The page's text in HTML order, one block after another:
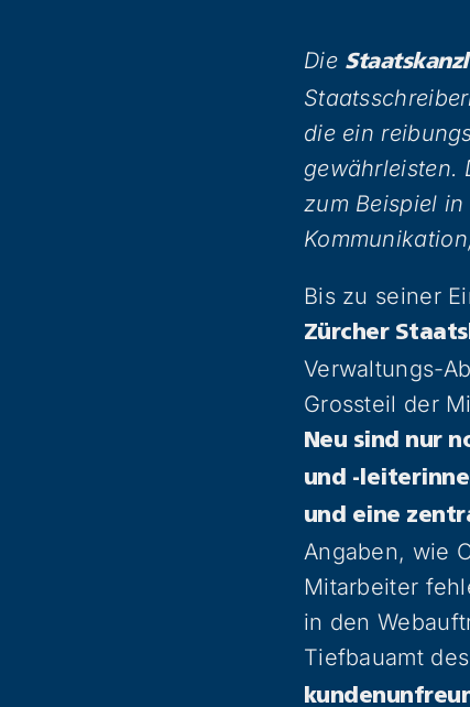
Die
die ein
gewährleisten.
zum Beispiel
Bis zu seiner
Zürcher
Verwaltungs-
Grossteil der
Neu sind nur
und -
und eine
Angaben, wie
Mitarbeiter
in den
Tiefbauamt